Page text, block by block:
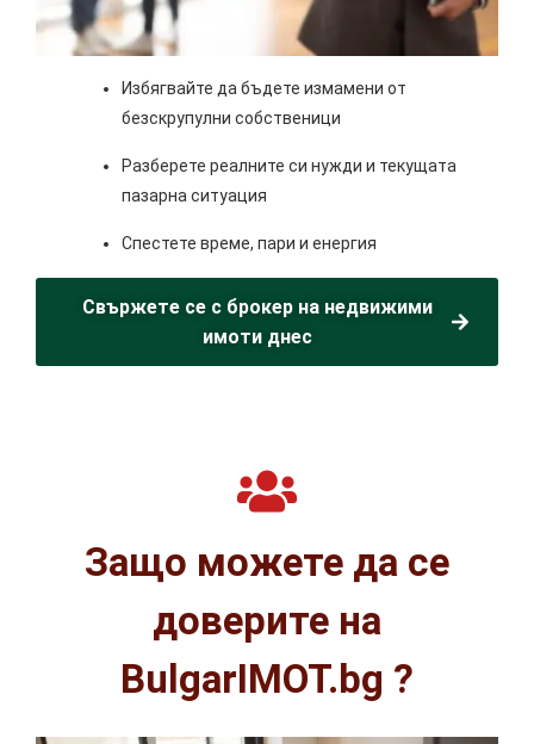
Избягвайте да бъдете измамени от
безскрупулни собственици
Разберете реалните си нужди и текущата
пазарна ситуация
Спестете време, пари и енергия
Свържете се с брокер на недвижими
имоти днес
Защо можете да се
доверите на
BulgarIMOT.bg ?